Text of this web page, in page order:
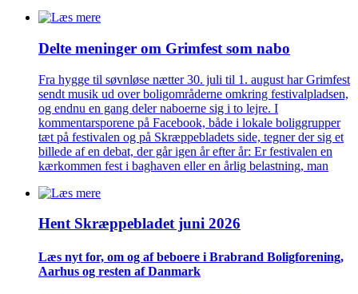
Delte meninger om Grimfest som nabo
Fra hygge til søvnløse nætter 30. juli til 1. august har Grimfest
sendt musik ud over boligområderne omkring festivalpladsen,
og endnu en gang deler naboerne sig i to lejre. I
kommentarsporene på Facebook, både i lokale boliggrupper
tæt på festivalen og på Skræppebladets side, tegner der sig et
billede af en debat, der går igen år efter år: Er festivalen en
kærkommen fest i baghaven eller en årlig belastning, man
Hent Skræppe­bladet juni 2026
Læs nyt for, om og af beboere i Brabrand Bolig­forening,
Aarhus og resten af Danmark